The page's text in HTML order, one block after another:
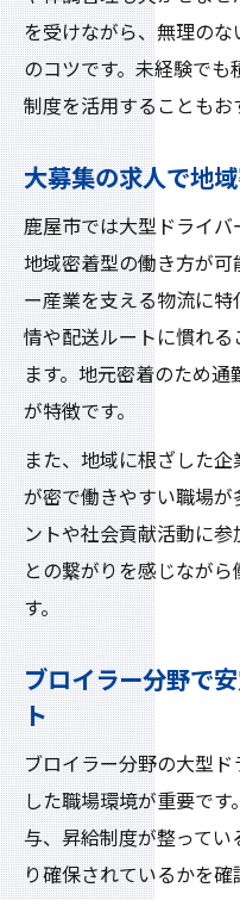
を受けながら、無理の
のコツです。未経験で
制度を活用することもお
大募集の求人で地
鹿屋市では大型ドライバ
地域密着型の働き方が可
ー産業を支える物流に
情や配送ルートに慣れ
ます。地元密着のため
が特徴です。
また、地域に根ざした
が密で働きやすい職場が
ントや社会貢献活動に
との繋がりを感じなが
す。
ブロイラー分野で
ト
ブロイラー分野の大型
した職場環境が重要で
与、昇給制度が整って
り確保されているかを